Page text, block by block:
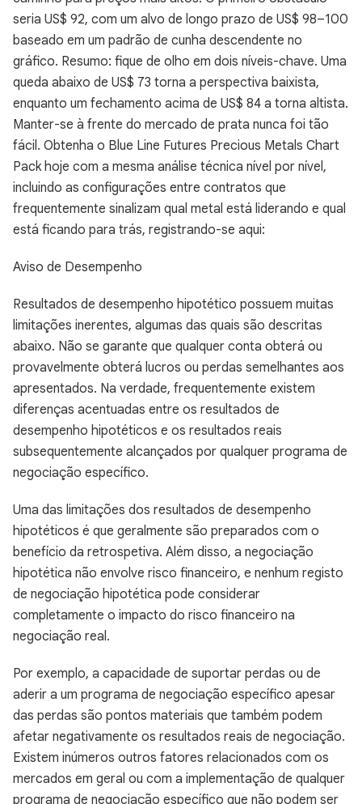
seria US$ 92, com um alvo de longo prazo de US$ 98–100
baseado em um padrão de cunha descendente no
gráfico. Resumo: fique de olho em dois níveis-chave. Uma
queda abaixo de US$ 73 torna a perspectiva baixista,
enquanto um fechamento acima de US$ 84 a torna altista.
Manter-se à frente do mercado de prata nunca foi tão
fácil. Obtenha o Blue Line Futures Precious Metals Chart
Pack hoje com a mesma análise técnica nível por nível,
incluindo as configurações entre contratos que
frequentemente sinalizam qual metal está liderando e qual
está ficando para trás, registrando-se aqui:
Aviso de Desempenho
Resultados de desempenho hipotético possuem muitas
limitações inerentes, algumas das quais são descritas
abaixo. Não se garante que qualquer conta obterá ou
provavelmente obterá lucros ou perdas semelhantes aos
apresentados. Na verdade, frequentemente existem
diferenças acentuadas entre os resultados de
desempenho hipotéticos e os resultados reais
subsequentemente alcançados por qualquer programa de
negociação específico.
Uma das limitações dos resultados de desempenho
hipotéticos é que geralmente são preparados com o
benefício da retrospetiva. Além disso, a negociação
hipotética não envolve risco financeiro, e nenhum registo
de negociação hipotética pode considerar
completamente o impacto do risco financeiro na
negociação real.
Por exemplo, a capacidade de suportar perdas ou de
aderir a um programa de negociação específico apesar
das perdas são pontos materiais que também podem
afetar negativamente os resultados reais de negociação.
Existem inúmeros outros fatores relacionados com os
mercados em geral ou com a implementação de qualquer
programa de negociação específico que não podem ser